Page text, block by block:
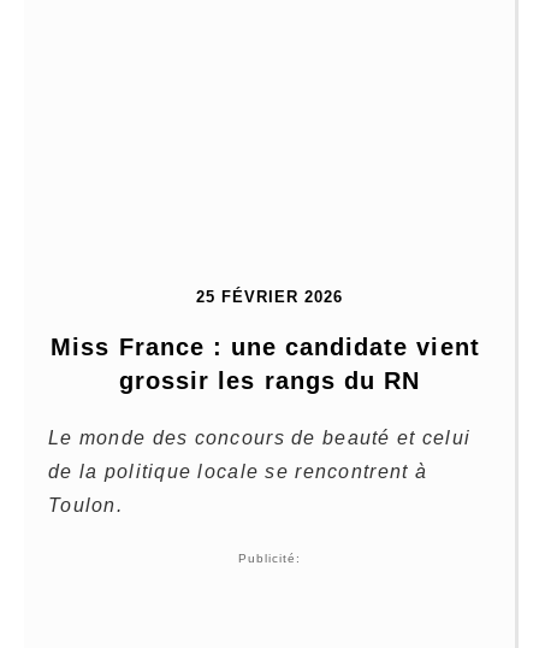
25 FÉVRIER 2026
Miss France : une candidate vient
grossir les rangs du RN
Le monde des concours de beauté et celui
de la politique locale se rencontrent à
Toulon.
Publicité: